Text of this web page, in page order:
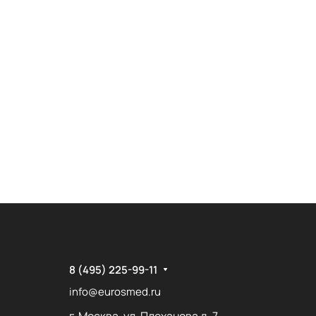
8 (495) 225-99-11
info@eurosmed.ru